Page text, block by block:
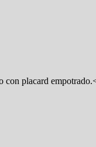
placard